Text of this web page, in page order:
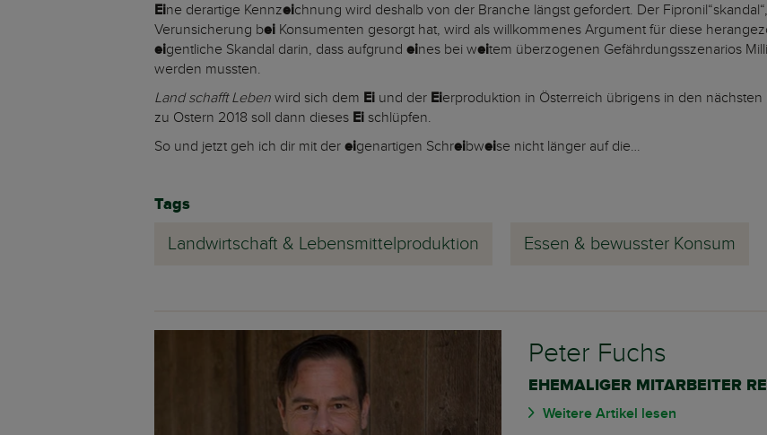
Eine derartige Kennzeichnung wird deshalb von der Branche längst gefordert. Der
Verunsicherung bei Konsumenten gesorgt hat, wird als willkommenes Argument für diese
eigentliche Skandal darin, dass aufgrund eines bei weitem überzogenen Gefährdungsszenarios
werden mussten.
Land schafft Leben wird sich dem Ei und der Eierproduktion in Österreich übrigens in den
zu Ostern 2018 soll dann dieses Ei schlüpfen.
So und jetzt geh ich dir mit der eigenartigen Schreibweise nicht länger auf die…
Tags
Landwirtschaft & Lebensmittelproduktion Essen & bewusster Konsum
Peter Fuchs
EHEMALIGER MITARBEITER
Weitere Artikel lesen